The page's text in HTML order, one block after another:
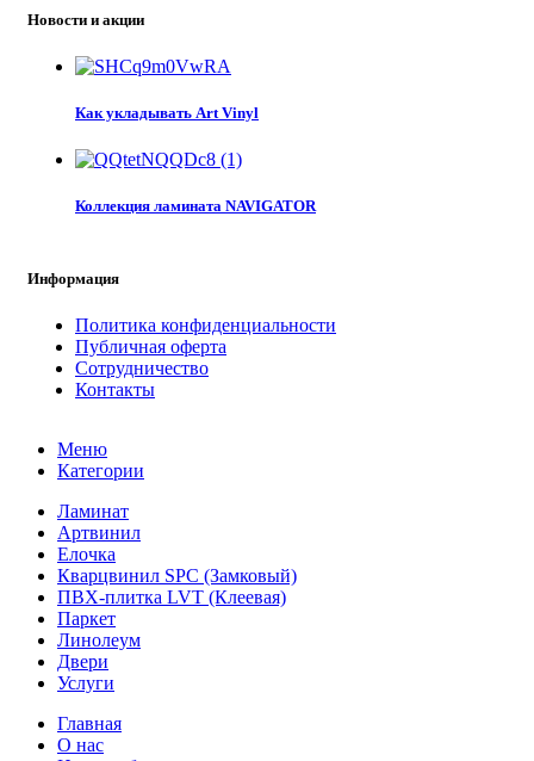
Новости и акции
Как укладывать Art Vinyl
Коллекция ламината NAVIGATOR
Информация
Политика конфиденциальности
Публичная оферта
Сотрудничество
Контакты
Меню
Категории
Ламинат
Артвинил
Елочка
Кварцвинил SPC (Замковый)
ПВХ-плитка LVT (Клеевая)
Паркет
Линолеум
Двери
Услуги
Главная
О нас